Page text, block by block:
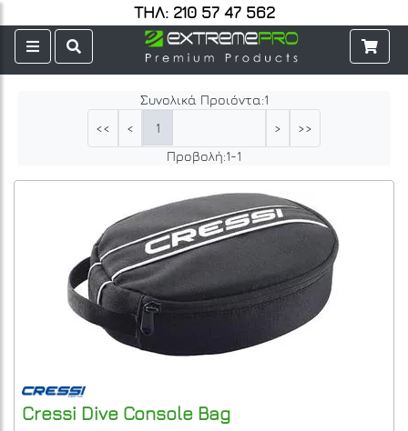
ΤΗΛ: 210 57 47 562
Συνολικά Προιόντα:1
<<
< 1 >
>>
Προβολή:1-1
Cressi Dive Console Bag